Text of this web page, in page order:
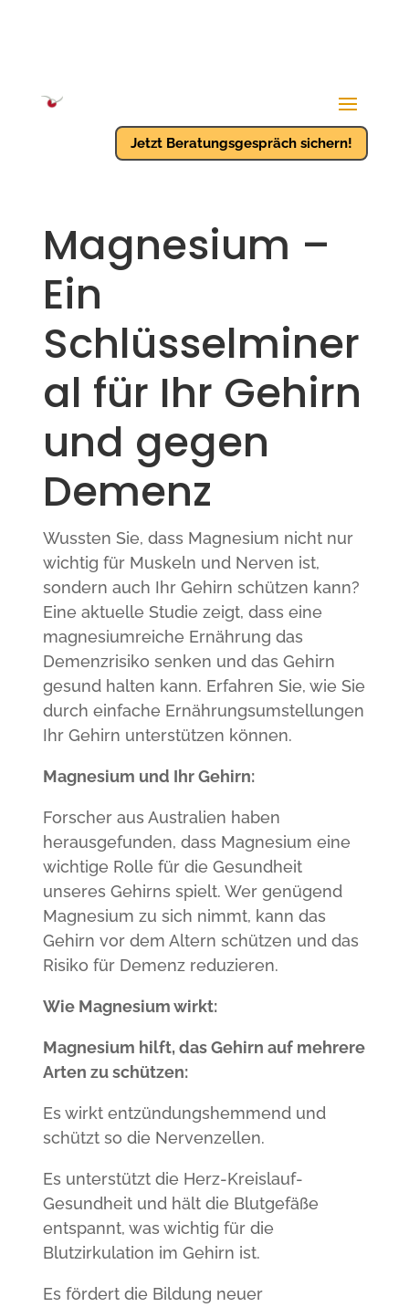
Jetzt Beratungsgespräch sichern!
Magnesium –
Ein
Schlüsselminer
al für Ihr Gehirn
und gegen
Demenz
Wussten Sie, dass Magnesium nicht nur
wichtig für Muskeln und Nerven ist,
sondern auch Ihr Gehirn schützen kann?
Eine aktuelle Studie zeigt, dass eine
magnesiumreiche Ernährung das
Demenzrisiko senken und das Gehirn
gesund halten kann. Erfahren Sie, wie Sie
durch einfache Ernährungsumstellungen
Ihr Gehirn unterstützen können.
Magnesium und Ihr Gehirn:
Forscher aus Australien haben
herausgefunden, dass Magnesium eine
wichtige Rolle für die Gesundheit
unseres Gehirns spielt. Wer genügend
Magnesium zu sich nimmt, kann das
Gehirn vor dem Altern schützen und das
Risiko für Demenz reduzieren.
Wie Magnesium wirkt:
Magnesium hilft, das Gehirn auf mehrere
Arten zu schützen:
Es wirkt entzündungshemmend und
schützt so die Nervenzellen.
Es unterstützt die Herz-Kreislauf-
Gesundheit und hält die Blutgefäße
entspannt, was wichtig für die
Blutzirkulation im Gehirn ist.
Es fördert die Bildung neuer